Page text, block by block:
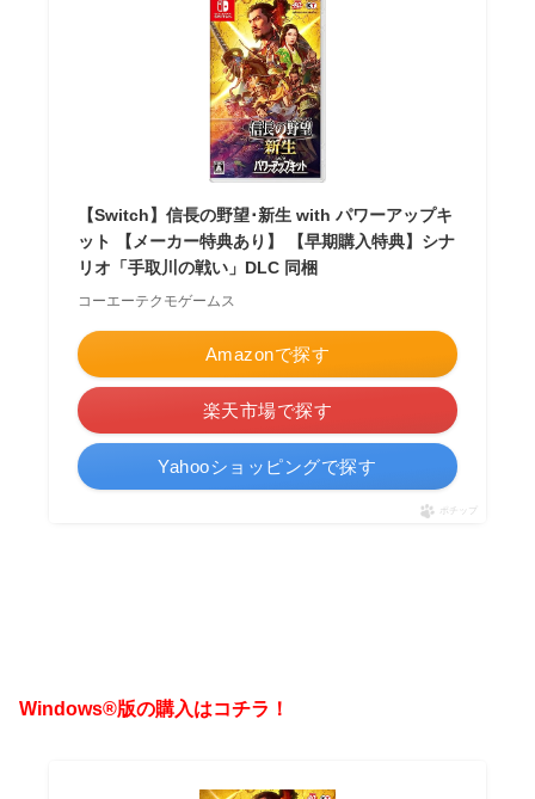
【Switch】信長の野望･新生 with パワーアップキ
ット 【メーカー特典あり】 【早期購入特典】シナ
リオ「手取川の戦い」DLC 同梱
コーエーテクモゲームス
Amazonで探す
楽天市場で探す
Yahooショッピングで探す
ポチップ
Windows®版の購入はコチラ！